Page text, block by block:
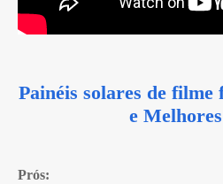
Painéis solares de
e
Prós: